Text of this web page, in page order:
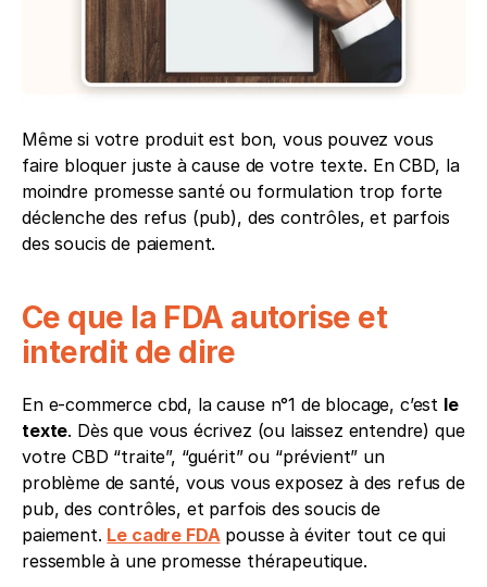
Même si votre produit est bon, vous pouvez vous
faire bloquer juste à cause de votre texte. En CBD, la
moindre promesse santé ou formulation trop forte
déclenche des refus (pub), des contrôles, et parfois
des soucis de paiement.
Ce que la FDA autorise et
interdit de dire
En e-commerce cbd, la cause n°1 de blocage, c’est le
texte. Dès que vous écrivez (ou laissez entendre) que
votre CBD “traite”, “guérit” ou “prévient” un
problème de santé, vous vous exposez à des refus de
pub, des contrôles, et parfois des soucis de
paiement. Le cadre FDA pousse à éviter tout ce qui
ressemble à une promesse thérapeutique.